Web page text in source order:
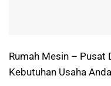
Rumah Mesin – Pusat
Kebutuhan Usaha